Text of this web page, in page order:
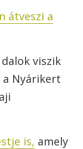
átveszi a
viszik
Nyárikert
is, amely